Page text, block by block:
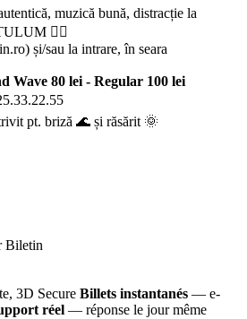
muzică bună, distracție la
🏄‍♂️
și/sau la intrare, în seara
Wave 80 lei - Regular 100 lei
pt. briză 🌊 și răsărit 🌞
Biletin
3D Secure Billets instantanés — e-
réel — réponse le jour même